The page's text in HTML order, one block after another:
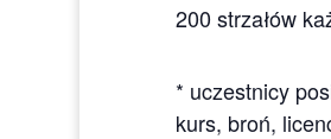
200 strzałów
* uczestnicy
kurs, broń,